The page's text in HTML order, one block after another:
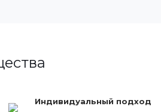
Индивидуальный подход